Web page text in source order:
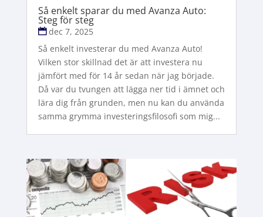
Så enkelt sparar du med Avanza Auto:
Steg för steg
dec 7, 2025
Så enkelt investerar du med Avanza Auto!
Vilken stor skillnad det är att investera nu
jämfört med för 14 år sedan när jag började.
Då var du tvungen att lägga ner tid i ämnet och
lära dig från grunden, men nu kan du använda
samma grymma investeringsfilosofi som mig...